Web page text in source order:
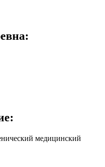
медицинский